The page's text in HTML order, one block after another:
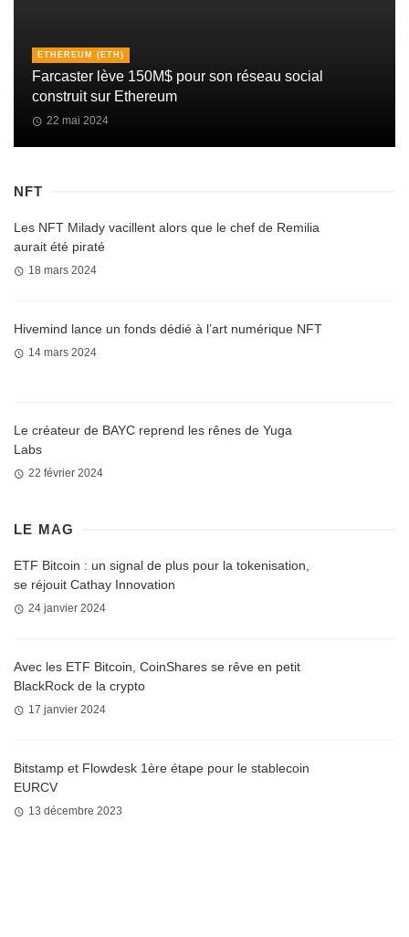
ETHEREUM (ETH)
Farcaster lève 150M$ pour son réseau social
construit sur Ethereum
22 mai 2024
NFT
Les NFT Milady vacillent alors que le chef de Remilia
aurait été piraté
18 mars 2024
Hivemind lance un fonds dédié à l’art numérique NFT
14 mars 2024
Le créateur de BAYC reprend les rênes de Yuga
Labs
22 février 2024
LE MAG
ETF Bitcoin : un signal de plus pour la tokenisation,
se réjouit Cathay Innovation
24 janvier 2024
Avec les ETF Bitcoin, CoinShares se rêve en petit
BlackRock de la crypto
17 janvier 2024
Bitstamp et Flowdesk 1ère étape pour le stablecoin
EURCV
13 décembre 2023